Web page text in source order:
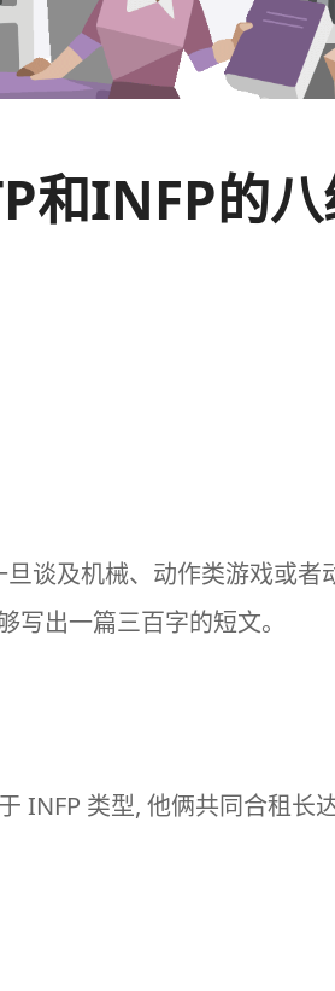
INFP的
谈及机械、动作类游戏或
写出一篇三百字的短文。
INFP 类型, 他俩共同合租长